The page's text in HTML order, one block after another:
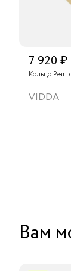
7 920 ₽
Кольцо Pearl
VIDDA
Вам